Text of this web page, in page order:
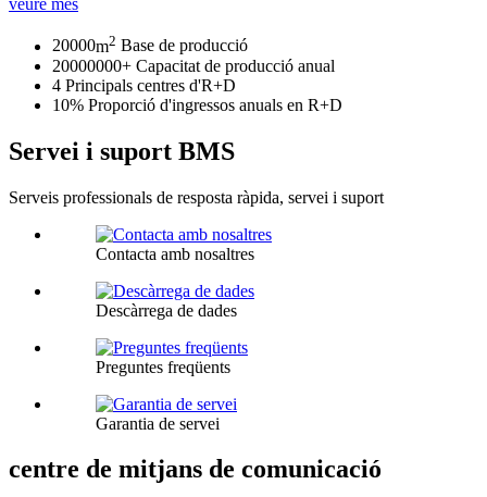
veure més
20000m2 Base de producció
20000000+ Capacitat de producció anual
4 Principals centres d'R+D
10% Proporció d'ingressos anuals en R+D
Servei i suport BMS
Serveis professionals de resposta ràpida, servei i suport
Contacta amb nosaltres
Descàrrega de dades
Preguntes freqüents
Garantia de servei
centre de mitjans de comunicació